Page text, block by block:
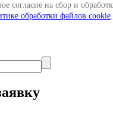
согласие на сбор и
обработки файлов cookie.